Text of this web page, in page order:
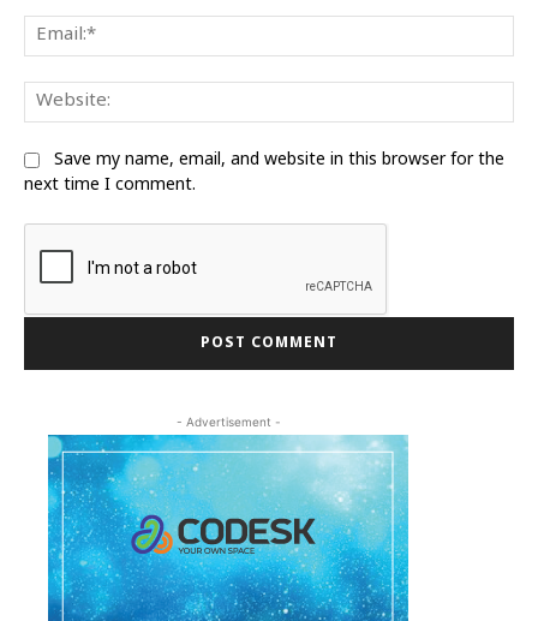
Save my name, email, and website in this browser for the
next time I comment.
- Advertisement -